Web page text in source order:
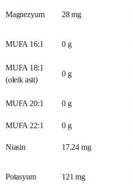
Magnezyum 28 mg
MUFA 16:1 0 g
MUFA 18:1
(oleik asit)
0 g
MUFA 20:1 0 g
MUFA 22:1 0 g
Niasin 17.24 mg
Potasyum 121 mg